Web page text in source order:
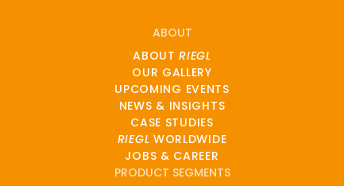
ABOUT
ABOUTRIEGL
OUR GALLERY
UPCOMING EVENTS
NEWS & INSIGHTS
CASE STUDIES
RIEGL WORLDWIDE
JOBS & CAREER
PRODUCT SEGMENTS